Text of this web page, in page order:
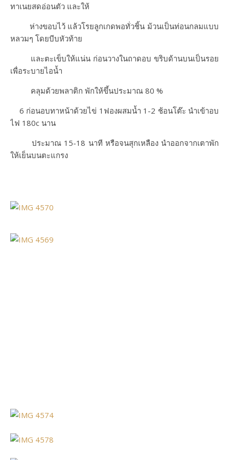
ทาเนยสดอ่อนตัว และให้
ห่างขอบไว้ แล้วโรยลูกเกดพอทั่วชิ้น ม้วนเป็นท่อนกลมแบบ
หลวมๆ โดยบีบหัวท้าย
และตะเข็บให้แน่น ก่อนวางในถาดอบ ขริบด้านบนเป็นรอย
เพื่อระบายไอน้ำ
คลุมด้วยพลาติก พักให้ขึ้นประมาณ 80 %
6 ก่อนอบทาหน้าด้วยไข่ 1ฟองผสมน้ำ 1-2 ช้อนโต๊ะ นำเข้าอบ
ไฟ 180c นาน
ประมาณ 15-18 นาที หรือจนสุกเหลือง นำออกจากเตาพัก
ให้เย็นบนตะแกรง